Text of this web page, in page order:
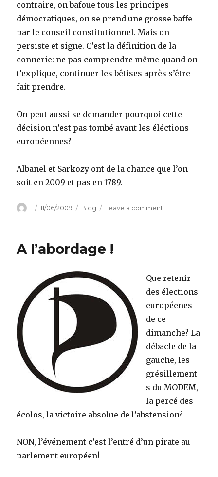
contraire, on bafoue tous les principes
démocratiques, on se prend une grosse baffe
par le conseil constitutionnel. Mais on
persiste et signe. C’est la définition de la
connerie: ne pas comprendre même quand on
t’explique, continuer les bêtises après s’être
fait prendre.
On peut aussi se demander pourquoi cette
décision n’est pas tombé avant les éléctions
européennes?
Albanel et Sarkozy ont de la chance que l’on
soit en 2009 et pas en 1789.
Author
Posted
11/06/2009 Categories
Blog Leave a comment
A l’abordage !
Que retenir
des élections
européenes
de ce
dimanche? La
débacle de la
gauche, les
grésillement
s du MODEM,
la percé des
écolos, la victoire absolue de l’abstension?
NON, l’événement c’est l’entré d’un pirate au
parlement européen!